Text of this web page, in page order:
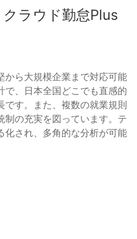
ラウド勤怠Plus
から大規模企業まで対応可能
で、日本全国どこでも直感的
です。また、複数の就業規則
制の充実を図っています。テ
化され、多角的な分析が可能